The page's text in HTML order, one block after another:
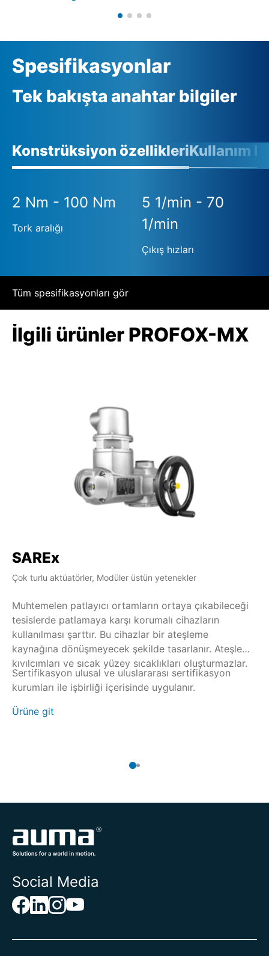
Spesifikasyonlar
Tek bakışta anahtar bilgiler
Konstrüksiyon özellikleriKullanım
2 Nm - 100 Nm
Tork aralığı
5 1/min - 70
1/min
Çıkış hızları
Tüm spesifikasyonları gör
İlgili ürünler PROFOX-MX
SAREx
Çok turlu aktüatörler, Modüler üstün yetenekler
Muhtemelen patlayıcı ortamların ortaya çıkabileceği
tesislerde patlamaya karşı korumalı cihazların
kullanılması şarttır. Bu cihazlar bir ateşleme
kaynağına dönüşmeyecek şekilde tasarlanır. Ateşleme
kıvılcımları ve sıcak yüzey sıcaklıkları oluşturmazlar.
Sertifikasyon ulusal ve uluslararası sertifikasyon
kurumları ile işbirliği içerisinde uygulanır.
Ürüne git
Social Media